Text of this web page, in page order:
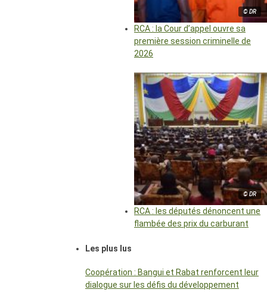
© DR
RCA : la Cour d’appel ouvre sa
première session criminelle de
2026
© DR
RCA : les députés dénoncent une
flambée des prix du carburant
Les plus lus
Coopération : Bangui et Rabat renforcent leur
dialogue sur les défis du développement